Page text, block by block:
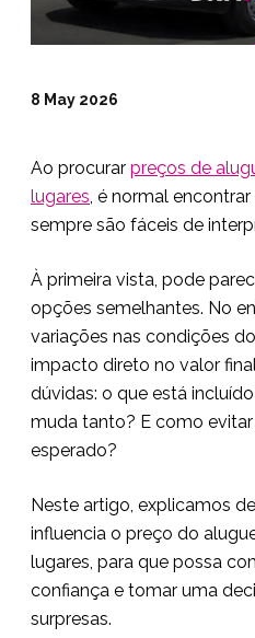
8 May 2026
Ao procurar preços de
lugares, é normal
sempre são fáceis de
À primeira vista, pode
opções semelhantes. No
variações nas condições
impacto direto no valor
dúvidas: o que está
muda tanto? E como
esperado?
Neste artigo, explicamos
influencia o preço do
lugares, para que possa
confiança e tomar uma
surpresas.